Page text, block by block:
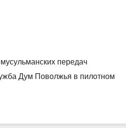
передач
Дум Поволжья в пилотном